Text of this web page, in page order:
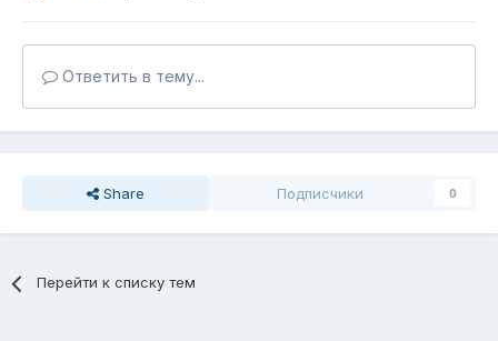
Ответить в тему...
Share Подписчики 0
Перейти к списку тем